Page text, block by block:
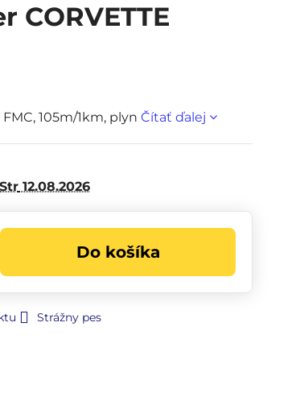
CORVETTE
105m/1km, plyn Čítať ďalej
Str 12.08.2026
Do košíka
Strážny pes